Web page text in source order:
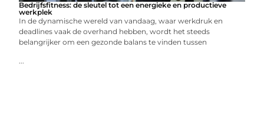
Bedrijfsfitness: de sleutel tot een energieke en productieve
werkplek
In de dynamische wereld van vandaag, waar werkdruk en
deadlines vaak de overhand hebben, wordt het steeds
belangrijker om een gezonde balans te vinden tussen
...